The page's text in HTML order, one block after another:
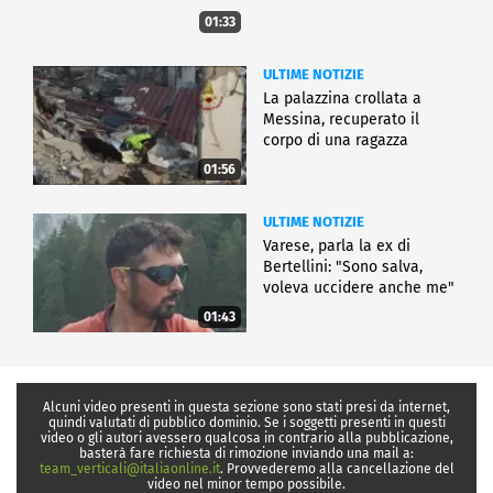
01:33
01:56
ULTIME NOTIZIE
La palazzina crollata a
Messina, recuperato il
corpo di una ragazza
01:43
ULTIME NOTIZIE
Varese, parla la ex di
Bertellini: "Sono salva,
voleva uccidere anche me"
Alcuni video presenti in questa sezione sono stati presi da internet,
quindi valutati di pubblico dominio. Se i soggetti presenti in questi
video o gli autori avessero qualcosa in contrario alla pubblicazione,
basterà fare richiesta di rimozione inviando una mail a:
team_verticali@italiaonline.it. Provvederemo alla cancellazione del
video nel minor tempo possibile.